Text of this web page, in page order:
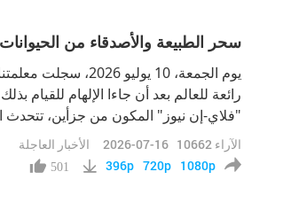
سحر الطبيعة والأصدقاء من الحيوانات الجزء 2 من 2 المعلمة تلتقي
يوم الجمعة، 10
رائعة للعالم بعد أن جاءا الإلهام
"فلاي-إن نيوز" المكون من جزأين، تتحدث
التي تتمتع بمعرفة ووقار مذهلين. كما
حول مساعدت
الأخبار العاجلة 2026-07-16 10662 الآراء
501 396p 720p 1080p